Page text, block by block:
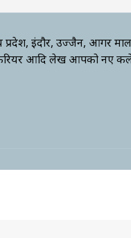
प्रदेश, इंदौर, उज्जैन, आगर
आदि लेख आपको नए